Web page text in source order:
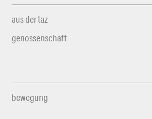
aus der taz
genossenschaft
bewegung